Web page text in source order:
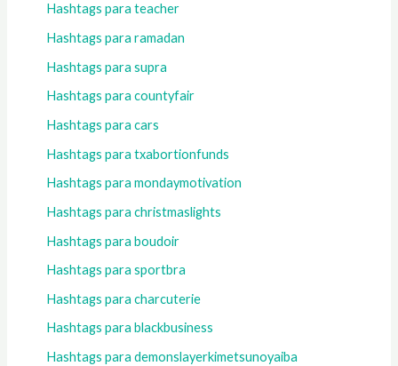
Hashtags para teacher
Hashtags para ramadan
Hashtags para supra
Hashtags para countyfair
Hashtags para cars
Hashtags para txabortionfunds
Hashtags para mondaymotivation
Hashtags para christmaslights
Hashtags para boudoir
Hashtags para sportbra
Hashtags para charcuterie
Hashtags para blackbusiness
Hashtags para demonslayerkimetsunoyaiba